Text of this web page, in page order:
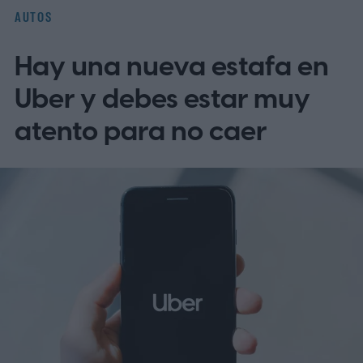
AUTOS
Hay una nueva estafa en
Uber y debes estar muy
atento para no caer